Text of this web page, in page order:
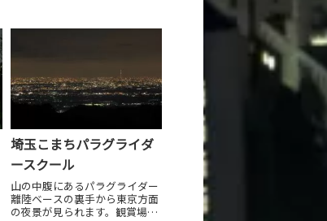
埼玉こまちパラグライダ
ースクール
山の中腹にあるパラグライダー
離陸ベースの裏手から東京方面
の夜景が見られます。観賞場所